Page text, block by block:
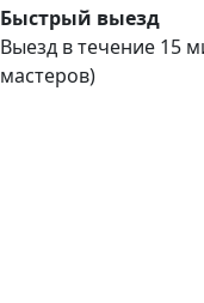
Быстрый выезд
Выезд в течение 15
мастеров)